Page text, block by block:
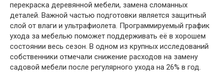
перекраска деревянной мебели, замена сломанных
деталей. Важной частью подготовки является защитный
слой от влаги и ультрафиолета. Программируемый график
ухода за мебелью поможет поддерживать её в хорошем
состоянии весь сезон. В одном из крупных исследований
собственники отмечали снижение расходов на замену
садовой мебели после регулярного ухода на 26% в год.